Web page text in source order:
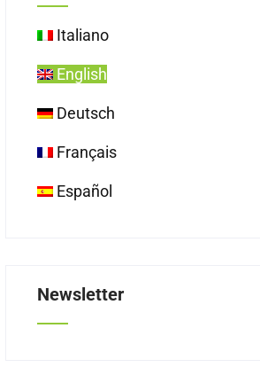
Italiano
English
Deutsch
Français
Español
Newsletter